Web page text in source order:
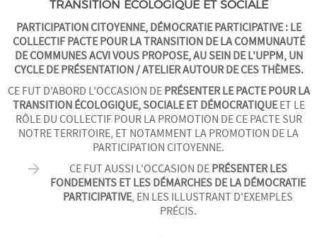
TRANSITION ÉCOLOGIQUE ET SOCIALE
PARTICIPATION CITOYENNE, DÉMOCRATIE PARTICIPATIVE : LE
COLLECTIF PACTE POUR LA TRANSITION DE LA COMMUNAUTÉ
DE COMMUNES ACVI VOUS PROPOSE, AU SEIN DE L'UPPM, UN
CYCLE DE PRÉSENTATION / ATELIER AUTOUR DE CES THÈMES.
CE FUT D'ABORD L'OCCASION DE PRÉSENTER LE PACTE POUR LA
TRANSITION ÉCOLOGIQUE, SOCIALE ET DÉMOCRATIQUE ET LE
RÔLE DU COLLECTIF POUR LA PROMOTION DE CE PACTE SUR
NOTRE TERRITOIRE, ET NOTAMMENT LA PROMOTION DE LA
PARTICIPATION CITOYENNE.
CE FUT AUSSI L'OCCASION DE PRÉSENTER LES
FONDEMENTS ET LES DÉMARCHES DE LA DÉMOCRATIE
PARTICIPATIVE, EN LES ILLUSTRANT D'EXEMPLES
PRÉCIS.